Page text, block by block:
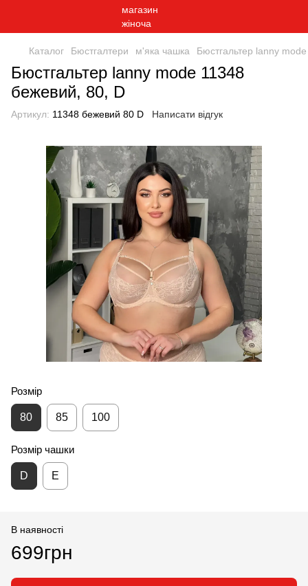
Каталог Бюстгалтери м'яка чашка Бюстгальтер lanny
Бюстгальтер lanny mode 11348
бежевий, 80, D
Артикул: 11348 бежевий 80 D Написати відгук
Розмір
80 85 100
Розмір чашки
D E
В наявності
699грн